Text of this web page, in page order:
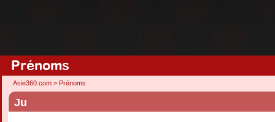
Prénoms
Asie360.com > Prénoms
Ju